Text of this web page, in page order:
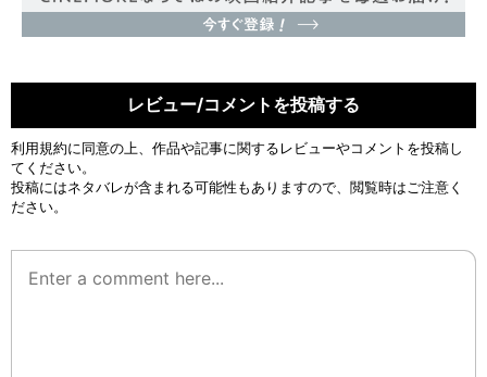
レビュー/コメントを投稿する
利用規約に同意の上、作品や記事に関するレビューやコメントを投稿し
てください。
投稿にはネタバレが含まれる可能性もありますので、閲覧時はご注意く
ださい。